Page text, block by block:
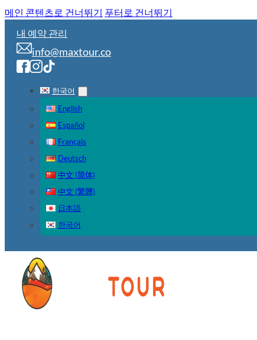
메인 콘텐츠로 건너뛰기 푸터로 건너뛰기
내 예약 관리
info@maxtour.co
한국어
English
Español
Français
Deutsch
中文 (简体)
中文 (繁體)
日本語
한국어